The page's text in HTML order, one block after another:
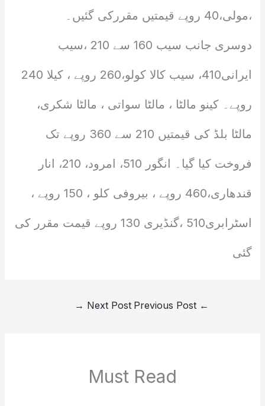
،مولی،40 روپے قیمتیں مقررکی گئیں۔
دوسری جانب سیب 160 سے 210 ،سیب
ایرانی410، سیب کالا کولو،260 روپے ، کیلا 240
روپے۔ کینو مالٹا ، مالٹا سواتی ، مالٹا شکری،
مالٹا بلڈ کی قیمتیں 210 سے 360 روپے تک
فروخت کیا گیا۔ انگور 510، امرود، 210، انار
قندھاری،460 روپے ، بیروفی کلو ، 150 روپے ،
اسٹرابری510 ،گنڈیری 130 روپے قیمت مقرر کی
گئی
←
Next Post
→
Must Read